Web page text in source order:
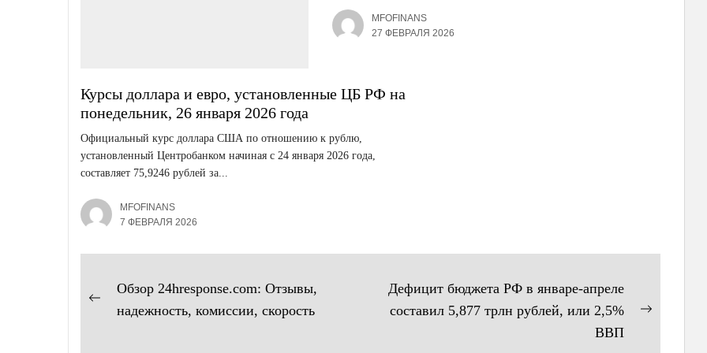
MFOFINANS
27 ФЕВРАЛЯ 2026
Курсы доллара и евро, установленные ЦБ РФ на
понедельник, 26 января 2026 года
Официальный курс доллара США по отношению к рублю,
установленный Центробанком начиная с 24 января 2026 года,
составляет 75,9246 рублей за...
MFOFINANS
7 ФЕВРАЛЯ 2026
Навигация
Предыдущая
Обзор 24hresponse.com: Отзывы,
надежность, комиссии, скорость
Дефицит бюджета РФ в январе-апреле
составил 5,877 трлн рублей, или 2,5%
ВВП